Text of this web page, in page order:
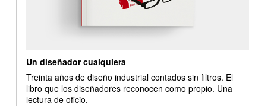
Un diseñador cualquiera
Treinta años de diseño industrial contados sin filtros. El
libro que los diseñadores reconocen como propio. Una
lectura de oficio.